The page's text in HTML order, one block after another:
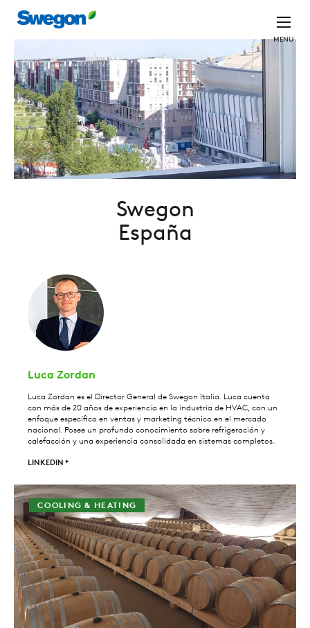
MENU
Swegon
España
Luca Zordan
Luca Zordan es el Director General de Swegon Italia. Luca cuenta
con más de 20 años de experiencia en la industria de HVAC, con un
enfoque específico en ventas y marketing técnico en el mercado
nacional. Posee un profundo conocimiento sobre refrigeración y
calefacción y una experiencia consolidada en sistemas completos.
LINKEDIN
COOLING & HEATING